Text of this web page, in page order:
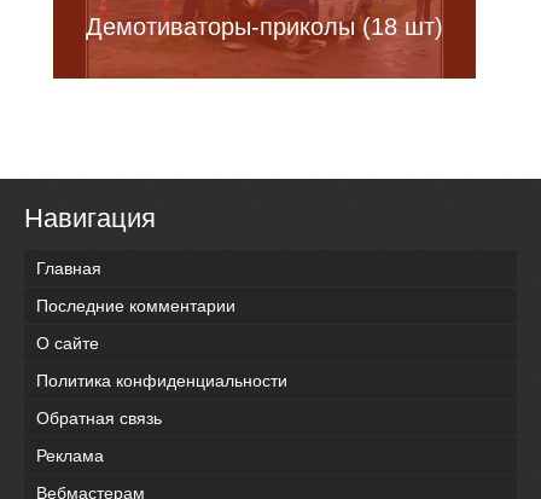
Демотиваторы-приколы (18 шт)
Навигация
Главная
Последние комментарии
О сайте
Политика конфиденциальности
Обратная связь
Реклама
Вебмастерам